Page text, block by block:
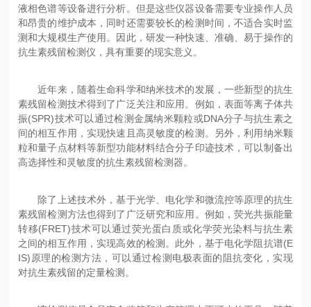
液相色谱等设备进行分析。但是这些仪器设备需要专业操作人员
和昂贵的维护成本，同时还需要较长的检测时间，不适合实时监
测和大规模生产使用。因此，研发一种快速、准确、易于操作的
抗生素残留检测仪，具有重要的现实意义。
近年来，随着生命科学和纳米技术的发展，一些新型的抗生
素残留检测技术得到了广泛关注和应用。例如，表面等离子体共
振(SPR)技术可以通过检测金属纳米颗粒或DNA分子与抗生素之
间的相互作用，实现快速且高灵敏度的检测。另外，利用纳米颗
粒和量子点材料等新型功能材料结合分子印迹技术，可以制备出
高选择性和灵敏度的抗生素残留检测器。
除了上述技术外，基于光学、电化学和微流控等原理的抗生
素残留检测方法也得到了广泛研究和应用。例如，荧光共振能量
转移(FRET)技术可以通过荧光蛋白质或化学荧光染料与抗生素
之间的相互作用，实现高效的检测。此外，基于电化学阻抗谱(E
IS)原理的检测方法，可以通过检测电极表面的阻抗变化，实现
对抗生素残留的定量检测。